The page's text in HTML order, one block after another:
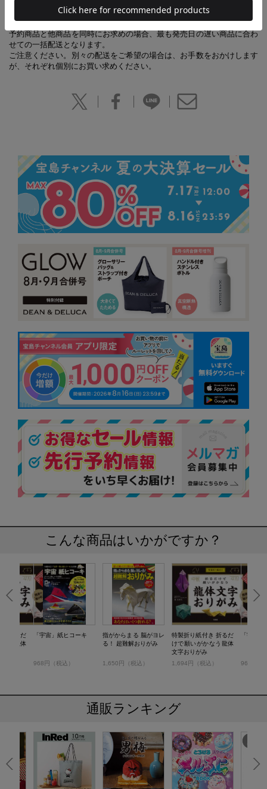
【あわせ買い時の配送について】
予約商品と他商品を同時にお求めの場合、最も発売日の遅い商品に合わ
せての一括配送となります。
ご注意ください。別々の配送をご希望の場合は、お手数をおかけします
が、それぞれ個別にお買い求めください。
こんな商品はいかがですか？
折るだ
う龍体
「宇宙」紙ヒコーキ
968円（税込）
指がからまる 脳がヨレ
る！ 超難解おりがみ
1,650円（税込）
特製折り紙付き 折るだ
けで願いがかなう龍体
文字おりがみ
1,694円（税込）
「宇宙
968円（
通販ランキング